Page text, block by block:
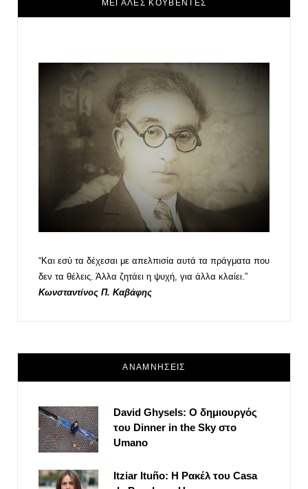
ΜΕΓΑΛΕΣ ΚΟΥΒΕΝΤΕΣ
“Και εσύ τα δέχεσαι με απελπισία αυτά τα πράγματα που
δεν τα θέλεις. Άλλα ζητάει η ψυχή, για άλλα κλαίει.”
Κωνσταντίνος Π. Καβάφης
ΑΝΑΜΝΗΣΕΙΣ
David Ghysels: Ο δημιουργός
του Dinner in the Sky στο
Umano
Itziar Ituño: Η Ρακέλ του Casa